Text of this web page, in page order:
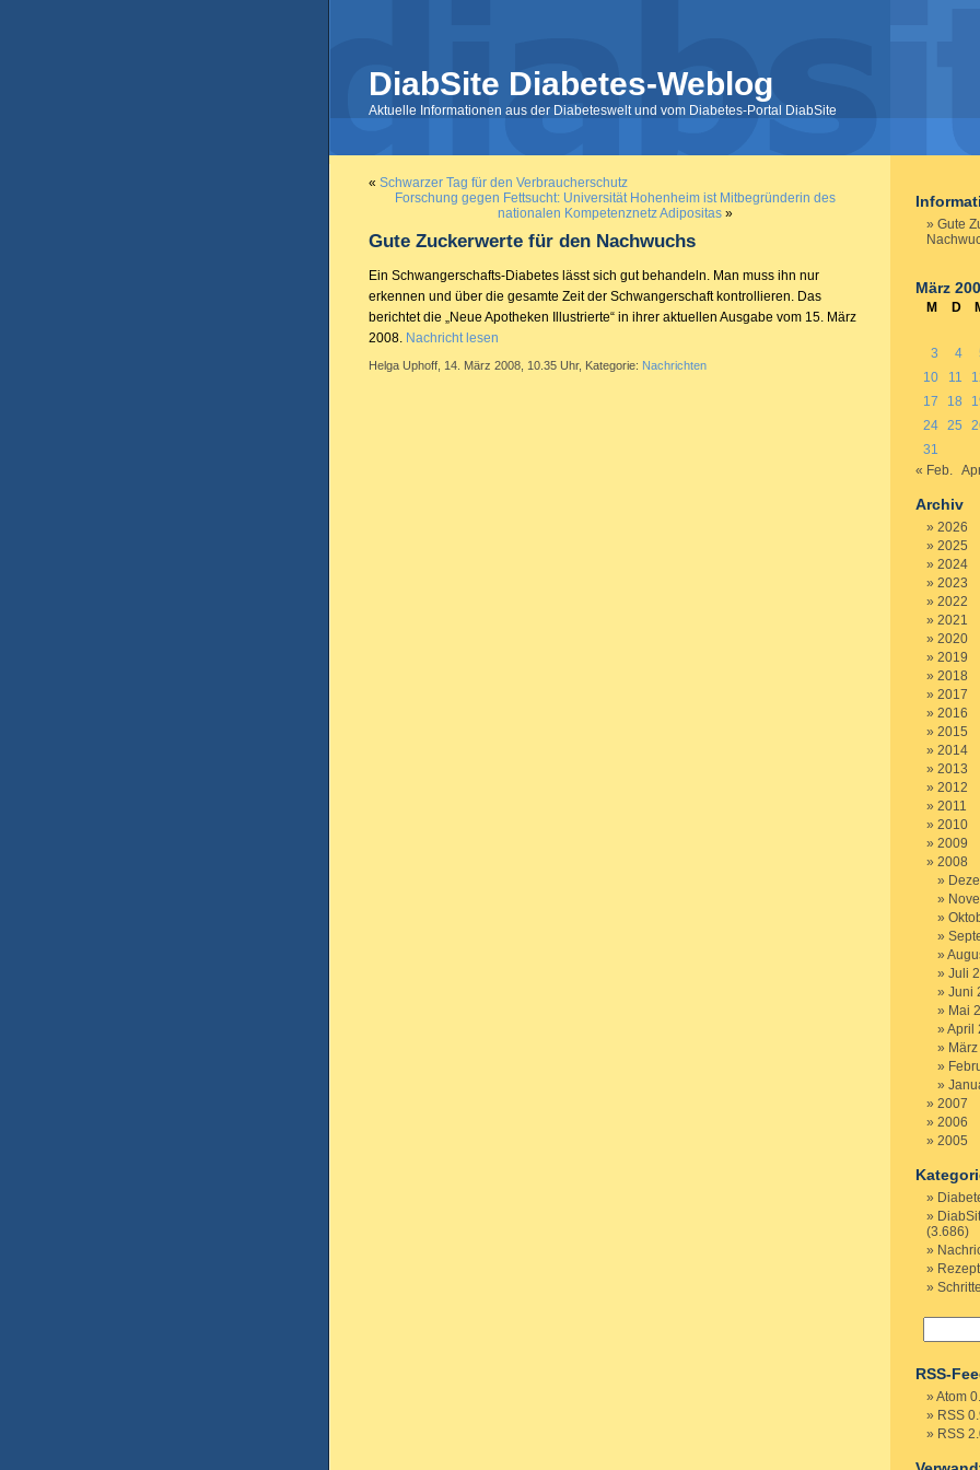
DiabSite Diabetes-Weblog
Aktuelle Informationen aus der Diabeteswelt und vom Diabetes-Portal DiabSite
« Schwarzer Tag für den Verbraucherschutz
Forschung gegen Fettsucht: Universität Hohenheim ist Mitbegründerin des
nationalen Kompetenznetz Adipositas»
Gute Zuckerwerte für den Nachwuchs
Ein Schwangerschafts-Diabetes lässt sich gut behandeln. Man muss ihn nur
erkennen und über die gesamte Zeit der Schwangerschaft kontrollieren. Das
berichtet die „Neue Apotheken Illustrierte“ in ihrer aktuellen Ausgabe vom 15. März
2008. Nachricht lesen
Helga Uphoff, 14. März 2008, 10.35 Uhr, Kategorie: Nachrichten
Gute
März
M D
3
4
10
11
17
18
24 25
31
« Feb.
Archiv
2026
2025
2024
2023
2022
2021
2020
2019
2018
2017
2016
2015
2014
2013
2012
2011
2010
2009
2008
Juli
Juni
Mai
April
2007
2006
2005
(3.686)
RSS-
Atom
RSS
RSS